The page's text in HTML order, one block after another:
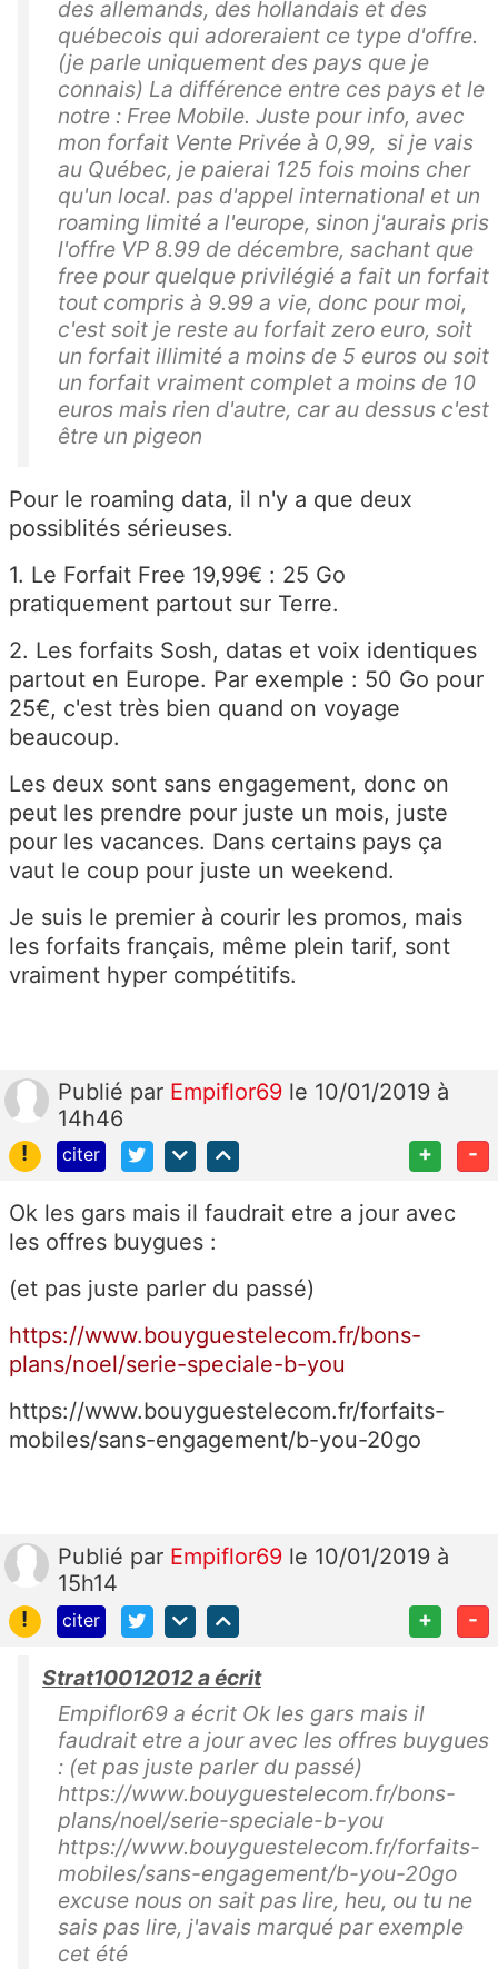
des allemands, des hollandais et des
québecois qui adoreraient ce type d'offre.
(je parle uniquement des pays que je
connais) La différence entre ces pays et le
notre : Free Mobile. Juste pour info, avec
mon forfait Vente Privée à 0,99, si je vais
au Québec, je paierai 125 fois moins cher
qu'un local. pas d'appel international et un
roaming limité a l'europe, sinon j'aurais pris
l'offre VP 8.99 de décembre, sachant que
free pour quelque privilégié a fait un forfait
tout compris à 9.99 a vie, donc pour moi,
c'est soit je reste au forfait zero euro, soit
un forfait illimité a moins de 5 euros ou soit
un forfait vraiment complet a moins de 10
euros mais rien d'autre, car au dessus c'est
être un pigeon
Pour le roaming data, il n'y a que deux
possiblités sérieuses.
1. Le Forfait Free 19,99€ : 25 Go
pratiquement partout sur Terre.
2. Les forfaits Sosh, datas et voix identiques
partout en Europe. Par exemple : 50 Go pour
25€, c'est très bien quand on voyage
beaucoup.
Les deux sont sans engagement, donc on
peut les prendre pour juste un mois, juste
pour les vacances. Dans certains pays ça
vaut le coup pour juste un weekend.
Je suis le premier à courir les promos, mais
les forfaits français, même plein tarif, sont
vraiment hyper compétitifs.
Publié par Empiflor69 le 10/01/2019 à
14h46
!
citer + -
Ok les gars mais il faudrait etre a jour avec
les offres buygues :
(et pas juste parler du passé)
https://www.bouyguestelecom.fr/bons-
plans/noel/serie-speciale-b-you
https://www.bouyguestelecom.fr/forfaits-
mobiles/sans-engagement/b-you-20go
Publié par Empiflor69 le 10/01/2019 à
15h14
!
citer + -
Strat10012012 a écrit
Empiflor69 a écrit Ok les gars mais il
faudrait etre a jour avec les offres buygues
: (et pas juste parler du passé)
https://www.bouyguestelecom.fr/bons-
plans/noel/serie-speciale-b-you
https://www.bouyguestelecom.fr/forfaits-
mobiles/sans-engagement/b-you-20go
excuse nous on sait pas lire, heu, ou tu ne
sais pas lire, j'avais marqué par exemple
cet été